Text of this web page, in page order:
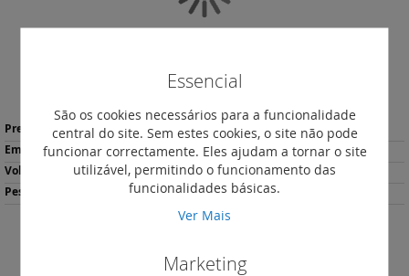
Mais
informação
89,13 €*
1
0.521
Ficha de Produto
Saltar
para
o
início
Essencial
São os cookies necessários para a funcionalidade
central do site. Sem estes cookies, o site não pode
funcionar correctamente. Eles ajudam a tornar o site
utilizável, permitindo o funcionamento das
funcionalidades básicas.
Ver Mais
Marketing